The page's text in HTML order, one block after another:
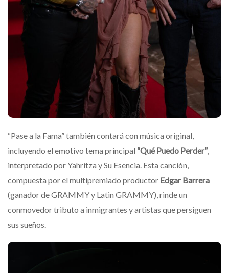
“Pase a la Fama” también contará con música original,
incluyendo el emotivo tema principal “Qué Puedo Perder”,
interpretado por Yahritza y Su Esencia. Esta canción,
compuesta por el multipremiado productor Edgar Barrera
(ganador de GRAMMY y Latin GRAMMY), rinde un
conmovedor tributo a inmigrantes y artistas que persiguen
sus sueños.